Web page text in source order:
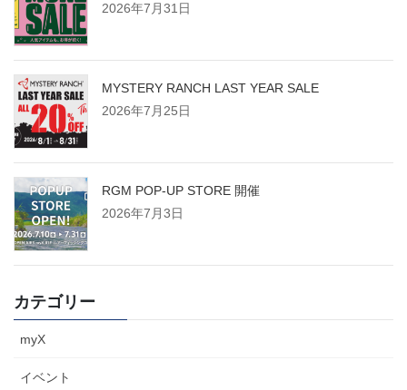
2026年7月31日
MYSTERY RANCH LAST YEAR SALE
2026年7月25日
RGM POP-UP STORE 開催
2026年7月3日
カテゴリー
myX
イベント